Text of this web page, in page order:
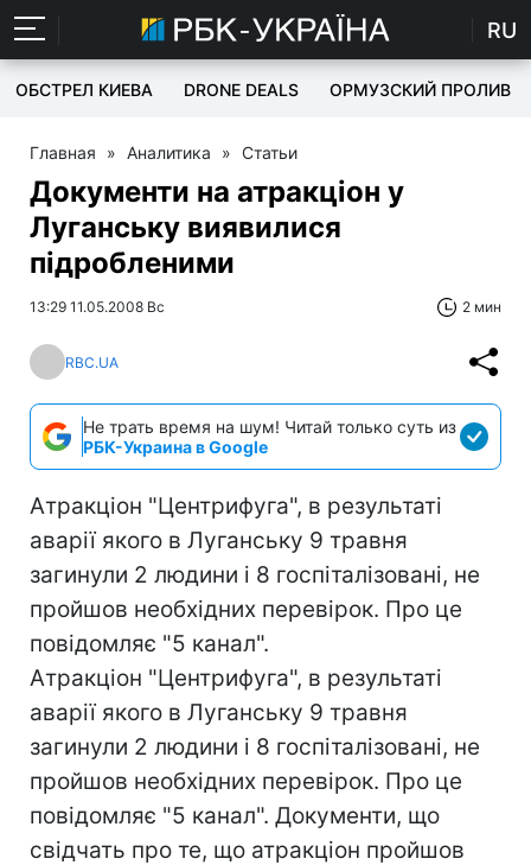
RU
ОБСТРЕЛ КИЕВА DRONE DEALS ОРМУЗСКИЙ ПРОЛИВ
Главная » Аналитика » Статьи
Документи на атракціон у
Луганську виявилися
підробленими
13:29 11.05.2008 Вс 2 мин
RBC.UA
Не трать время на шум! Читай только суть из
РБК-Украина в Google
Атракціон "Центрифуга", в результаті
аварії якого в Луганську 9 травня
загинули 2 людини і 8 госпіталізовані, не
пройшов необхідних перевірок. Про це
повідомляє "5 канал".
Атракціон "Центрифуга", в результаті
аварії якого в Луганську 9 травня
загинули 2 людини і 8 госпіталізовані, не
пройшов необхідних перевірок. Про це
повідомляє "5 канал". Документи, що
свідчать про те, що атракціон пройшов